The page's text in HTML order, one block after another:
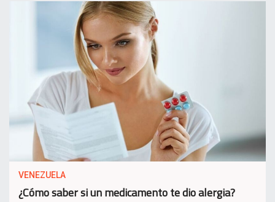
VENEZUELA
¿Cómo saber si un medicamento te dio alergia?